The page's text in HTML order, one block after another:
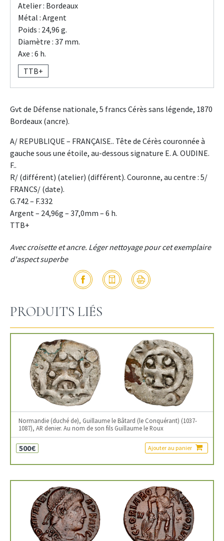
Atelier : Bordeaux
Métal : Argent
Poids : 24,96 g.
Diamètre : 37 mm.
Axe : 6 h.
TTB+
Gvt de Défense nationale, 5 francs Cérès sans légende, 1870
Bordeaux (ancre).
A/ REPUBLIQUE – FRANÇAISE.. Tête de Cérès couronnée à
gauche sous une étoile, au-dessous signature E. A. OUDINE.
F..
R/ (différent) (atelier) (différent). Couronne, au centre : 5/
FRANCS/ (date).
G.742 – F.332
Argent – 24,96g – 37,0mm – 6 h.
TTB+
Avec croisette et ancre. Léger nettoyage pour cet exemplaire
d'aspect superbe
PRODUITS LIÉS
Normandie (duché de), Guillaume le Bâtard (le Conquérant) (1037-
1087), AR denier. Au nom de son fils Guillaume le Roux
500€ Ajouter au panier